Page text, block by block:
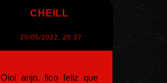
CHEILL
20/05/2022, 20:37
Oioi anjo, fico feliz que